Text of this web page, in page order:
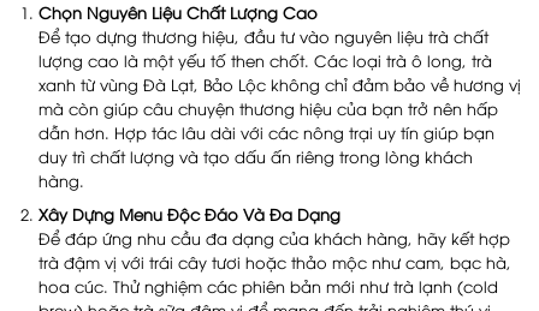
Chọn Nguyên Liệu Chất Lượng Cao
Để tạo dựng thương hiệu, đầu tư vào nguyên liệu trà chất
lượng cao là một yếu tố then chốt. Các loại trà ô long, trà
xanh từ vùng Đà Lạt, Bảo Lộc không chỉ đảm bảo về hương vị
mà còn giúp câu chuyện thương hiệu của bạn trở nên hấp
dẫn hơn. Hợp tác lâu dài với các nông trại uy tín giúp bạn
duy trì chất lượng và tạo dấu ấn riêng trong lòng khách
hàng.
Xây Dựng Menu Độc Đáo Và Đa Dạng
Để đáp ứng nhu cầu đa dạng của khách hàng, hãy kết hợp
trà đậm vị với trái cây tươi hoặc thảo mộc như cam, bạc hà,
hoa cúc. Thử nghiệm các phiên bản mới như trà lạnh (cold